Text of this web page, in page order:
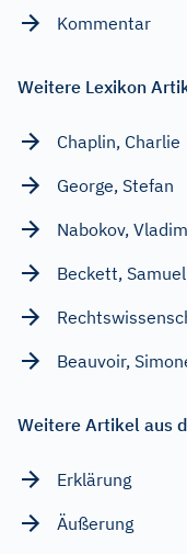
Kommentar
Weitere Lexikon
Chaplin, Charlie
George, Stefan
Nabokov,
Beckett, Samuel
Beauvoir,
Weitere Artikel aus
Erklärung
Äußerung